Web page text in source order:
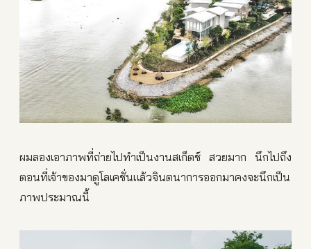
ผมลองเอาภาพที่ถ่ายไปทำเป็นงานสเก็ตช์ สวยมาก นึกไปถึง
ตอนที่เจ้าของมาดูโลเคชั่นแล้วจินตนาการออกมาคงจะนึกเป็น
ภาพประมาณนี้